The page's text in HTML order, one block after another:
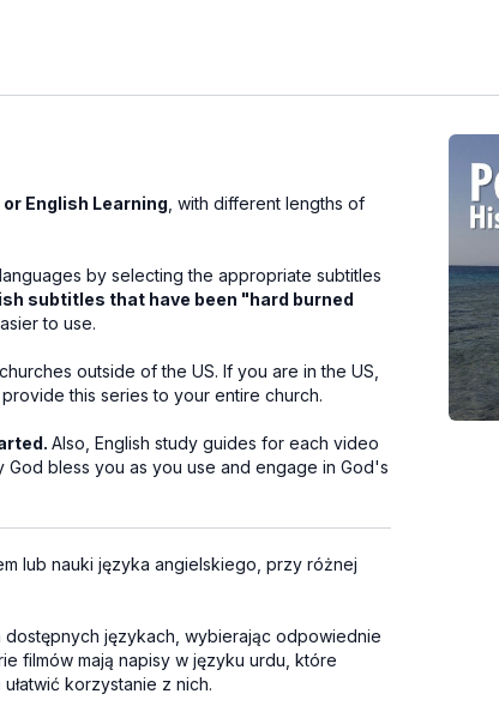
English Learning , with different lengths of
by selecting the appropriate subtitles
subtitles that have been "hard burned
to use.
outside of the US. If you are in the US,
this series to your entire church.
Also, English study guides for each video
bless you as you use and engage in God's
lub nauki języka angielskiego, przy różnej
językach, wybierając odpowiednie
filmów mają napisy w języku urdu, które
korzystanie z nich.